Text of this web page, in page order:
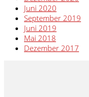
Juni 2020
September 2019
Juni 2019
Mai 2018
Dezember 2017